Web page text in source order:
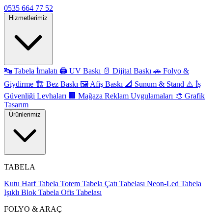
0535 664 77 52
🔤 Tabela İmalatı 🖨️ UV Baskı 📄 Dijital Baskı 🚗 Folyo &
Giydirme 🏗️ Bez Baskı 🖼️ Afiş Baskı 📐 Sunum & Stand ⚠️ İş
Güvenliği Levhaları 🏢 Mağaza Reklam Uygulamaları 🎨 Grafik
Tasarım
TABELA
Kutu Harf Tabela Totem Tabela Çatı Tabelası Neon-Led Tabela
Işıklı Blok Tabela Ofis Tabelası
FOLYO & ARAÇ